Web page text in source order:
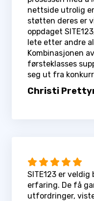
nettside utrolig
støtten deres er
oppdaget
lete etter andre
Kombinasjonen
førsteklasses
seg ut fra
Christi
SITE123 er
erfaring. De få
utfordringer,